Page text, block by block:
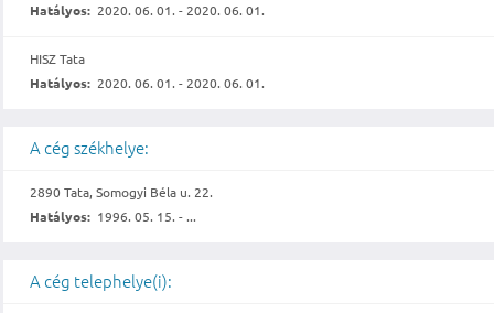
Hatályos: 2020. 06. 01. - 2020. 06. 01.
HISZ Tata
Hatályos: 2020. 06. 01. - 2020. 06. 01.
A cég székhelye:
2890 Tata, Somogyi Béla u. 22.
Hatályos: 1996. 05. 15. - ...
A cég telephelye(i):